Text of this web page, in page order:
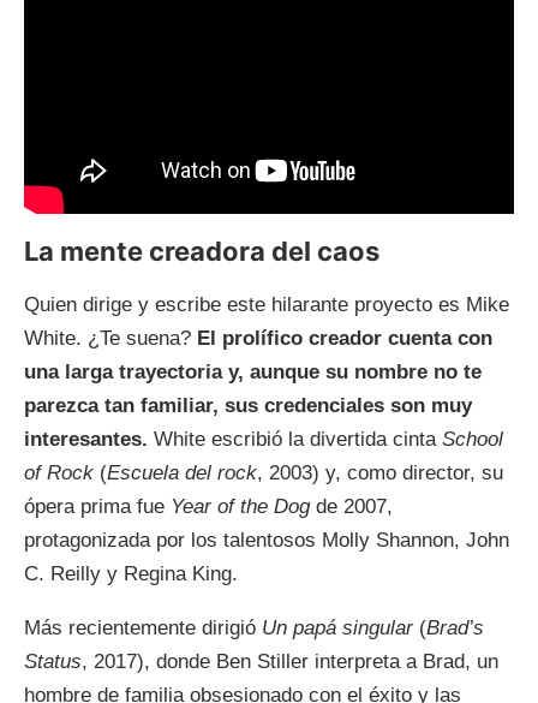
La mente creadora del caos
Quien dirige y escribe este hilarante proyecto es Mike
White. ¿Te suena? El prolífico creador cuenta con
una larga trayectoria y, aunque su nombre no te
parezca tan familiar, sus credenciales son muy
interesantes. White escribió la divertida cinta School
of Rock (Escuela del rock, 2003) y, como director, su
ópera prima fue Year of the Dogde 2007,
protagonizada por los talentosos Molly Shannon, John
C. Reilly y Regina King.
Más recientemente dirigió Un papá singular(Brad’s
Status, 2017), donde Ben Stiller interpreta a Brad, un
hombre de familia obsesionado con el éxito y las